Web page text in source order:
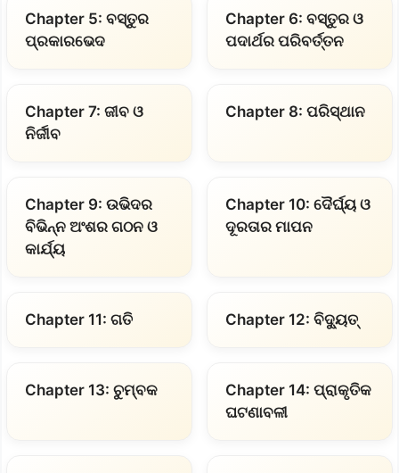
Chapter 5: ବସ୍ତୁର
ପ୍ରକାରଭେଦ
Chapter 6: ବସ୍ତୁର ଓ
ପଦାର୍ଥର ପରିବର୍ତ୍ତନ
Chapter 7: ଜୀବ ଓ
ନିର୍ଜୀବ
Chapter 8: ପରିସ୍ଥାନ
Chapter 9: ଉଭିଦର
ବିଭିନ୍ନ ଅଂଶର ଗଠନ ଓ
କାର୍ଯ୍ୟ
Chapter 10: ଦୈର୍ଘ୍ୟ ଓ
ଦୂରତାର ମାପନ
Chapter 11: ଗତି Chapter 12: ବିଦ୍ୟୁତ୍
Chapter 13: ଚୁମ୍ବକ
Chapter 14: ପ୍ରାକୃତିକ
ଘଟଣାବଳୀ